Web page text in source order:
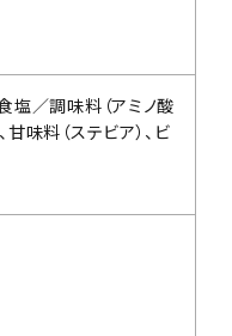
塩／調味料（アミノ酸
甘味料（ステビア）、ビ